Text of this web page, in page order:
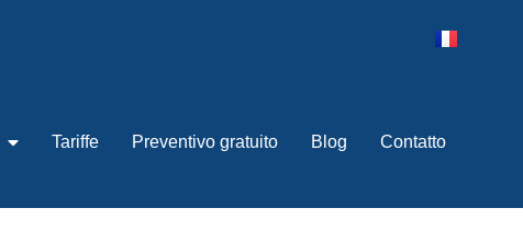
Tariffe Preventivo gratuito Blog Contatto